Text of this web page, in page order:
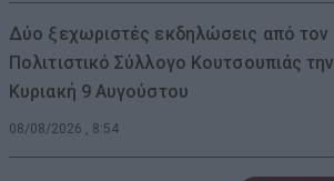
Δύο ξεχωριστές εκδηλώσεις από τον
Πολιτιστικό Σύλλογο Κουτσουπιάς την
Κυριακή 9 Αυγούστου
08/08/2026 , 8:54